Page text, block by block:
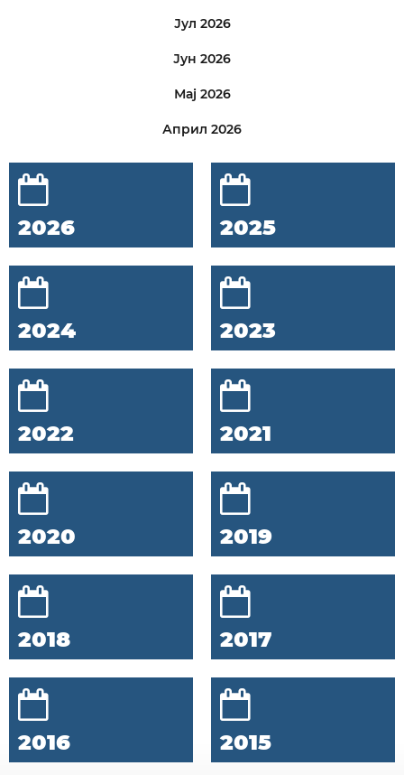
Јул 2026
Јун 2026
Мај 2026
Април 2026
2026 2025
2024 2023
2022 2021
2020 2019
2018 2017
2016 2015